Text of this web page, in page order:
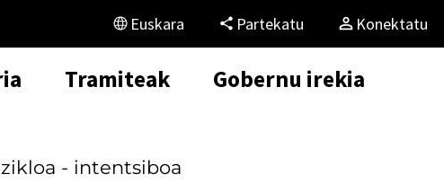
Euskara Partekatu Konektatu
Tramiteak Gobernu irekia
- intentsiboa